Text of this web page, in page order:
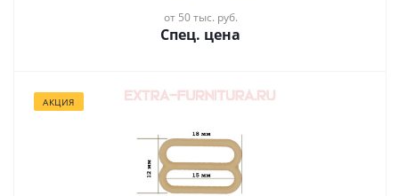
от 50 тыс. руб.
Спец. цена
АКЦИЯ